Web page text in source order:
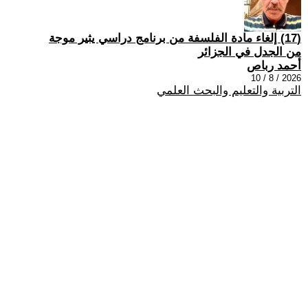
(17) إلغاء مادة الفلسفة من برنامج دراسي يثير موجة
من الجدل في الجزائر
أحمد رباص
2026 / 8 / 10
التربية والتعليم والبحث العلمي